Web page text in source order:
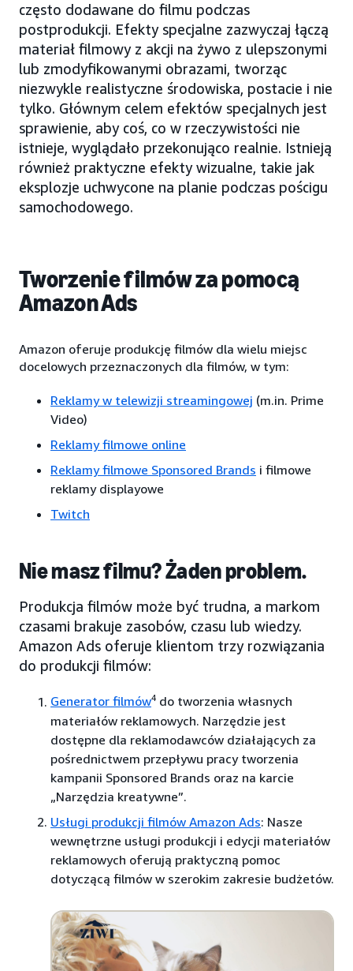
często dodawane do filmu podczas
postprodukcji. Efekty specjalne zazwyczaj łączą
materiał filmowy z akcji na żywo z ulepszonymi
lub zmodyfikowanymi obrazami, tworząc
niezwykle realistyczne środowiska, postacie i nie
tylko. Głównym celem efektów specjalnych jest
sprawienie, aby coś, co w rzeczywistości nie
istnieje, wyglądało przekonująco realnie. Istnieją
również praktyczne efekty wizualne, takie jak
eksplozje uchwycone na planie podczas pościgu
samochodowego.
Tworzenie filmów za pomocą
Amazon Ads
Amazon oferuje produkcję filmów dla wielu miejsc
docelowych przeznaczonych dla filmów, w tym:
Reklamy w telewizji streamingowej (m.in. Prime
Video)
Reklamy filmowe online
Reklamy filmowe Sponsored Brands i filmowe
reklamy displayowe
Twitch
Nie masz filmu? Żaden problem.
Produkcja filmów może być trudna, a markom
czasami brakuje zasobów, czasu lub wiedzy.
Amazon Ads oferuje klientom trzy rozwiązania
do produkcji filmów:
Generator filmów4 do tworzenia własnych
materiałów reklamowych. Narzędzie jest
dostępne dla reklamodawców działających za
pośrednictwem przepływu pracy tworzenia
kampanii Sponsored Brands oraz na karcie
„Narzędzia kreatywne”.
Usługi produkcji filmów Amazon Ads: Nasze
wewnętrzne usługi produkcji i edycji materiałów
reklamowych oferują praktyczną pomoc
dotyczącą filmów w szerokim zakresie budżetów.